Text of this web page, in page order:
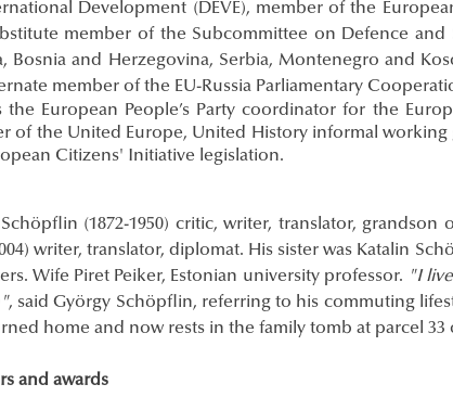
Development (DEVE), member of the
member of the Subcommittee on Defence and
Bosnia and Herzegovina, Serbia, Montenegro and
member of the EU-Russia Parliamentary
the European People’s Party coordinator for the
of the United Europe, United History informal working
Citizens' Initiative legislation.
(1872-1950) critic, writer, translator,
writer, translator, diplomat. His sister was Katalin
Wife Piret Peiker, Estonian university professor. "I
, said György Schöpflin, referring to his commuting
home and now rests in the family tomb at parcel 33
and awards